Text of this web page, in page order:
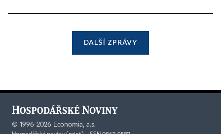
DALŠÍ ZPRÁVY
© 1996-2026 Economia, a.s.